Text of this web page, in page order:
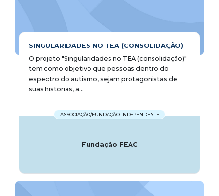
SINGULARIDADES NO TEA (CONSOLIDAÇÃO)
O projeto "Singularidades no TEA (consolidação)"
tem como objetivo que pessoas dentro do
espectro do autismo, sejam protagonistas de
suas histórias, a...
ASSOCIAÇÃO/FUNDAÇÃO INDEPENDENTE
Fundação FEAC